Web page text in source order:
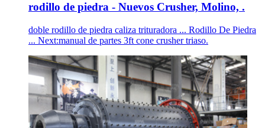
rodillo de piedra - Nuevos Crusher, Molino, .
doble rodillo de piedra caliza trituradora ... Rodillo De Piedra
... Next:manual de partes 3ft cone crusher triaso.